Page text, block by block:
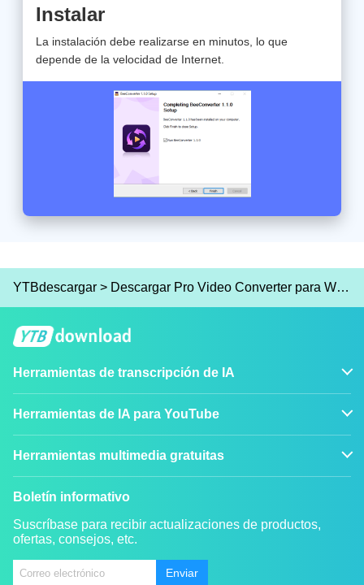
Instalar
La instalación debe realizarse en minutos, lo que
depende de la velocidad de Internet.
YTBdescargar > Descargar Pro Video Converter para Windows
Herramientas de transcripción de IA
Herramientas de IA para YouTube
Herramientas multimedia gratuitas
Boletín informativo
Suscríbase para recibir actualizaciones de productos,
ofertas, consejos, etc.
Enviar